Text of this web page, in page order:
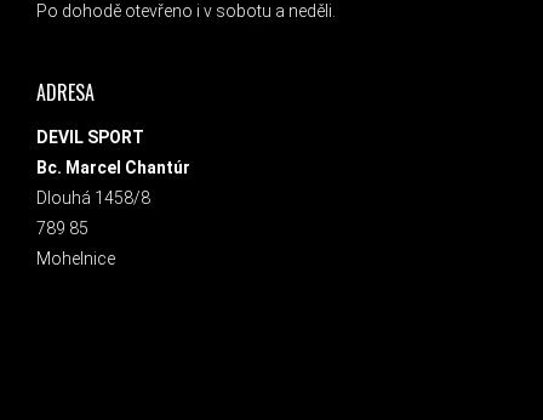
Po dohodě otevřeno i v sobotu a neděli.
ADRESA
DEVIL SPORT
Bc. Marcel Chantúr
Dlouhá 1458/8
789 85
Mohelnice